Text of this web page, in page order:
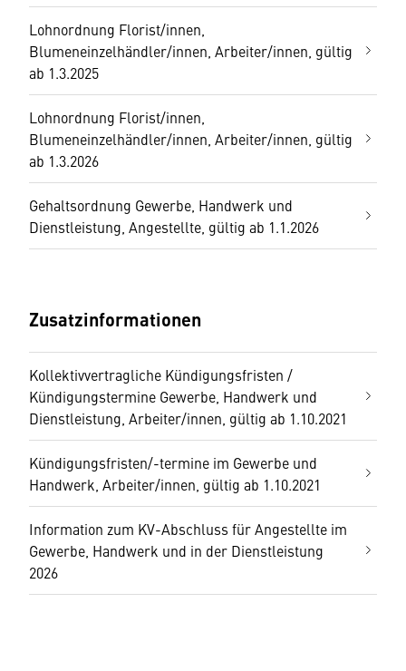
Lohnordnung Florist/innen,
Blumeneinzelhändler/innen, Arbeiter/innen, gültig
ab 1.3.2025
Lohnordnung Florist/innen,
Blumeneinzelhändler/innen, Arbeiter/innen, gültig
ab 1.3.2026
Gehaltsordnung Gewerbe, Handwerk und
Dienstleistung, Angestellte, gültig ab 1.1.2026
Zusatzinformationen
Kollektivvertragliche Kündigungsfristen /
Kündigungstermine Gewerbe, Handwerk und
Dienstleistung, Arbeiter/innen, gültig ab 1.10.2021
Kündigungsfristen/-termine im Gewerbe und
Handwerk, Arbeiter/innen, gültig ab 1.10.2021
Information zum KV-Abschluss für Angestellte im
Gewerbe, Handwerk und in der Dienstleistung
2026